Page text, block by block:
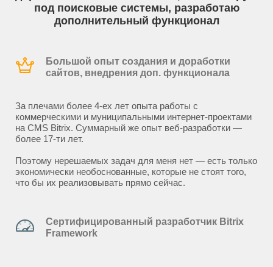
под поисковые системы, разработаю
дополнительный функционал
Большой опыт создания и доработки
сайтов, внедрения доп. функционала
За плечами более 4-ех лет опыта работы с
коммерческими и муниципальными интернет-проектами
на CMS Bitrix. Суммарный же опыт веб-разработки —
более 17-ти лет.
Поэтому нерешаемых задач для меня нет — есть только
экономически необоснованные, которые не стоят того,
что бы их реализовывать прямо сейчас.
Сертифицированный разработчик Bitrix
Framework